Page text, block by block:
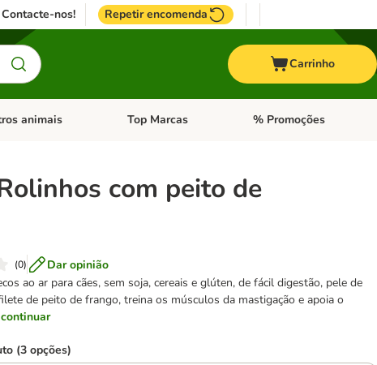
Contacte-nos! Repetir encomenda
Carrinho
de categoria: Pássaros
animais Abrir menu de categoria: Outros animais
Top Marcas Abrir menu de categoria:
% Promoções
com peito de
(0)
Dar opinião
ao ar para cães, sem soja, cereais e glúten, de fácil digestão, pele de
de peito de frango, treina os músculos da mastigação e apoia o
continuar
(3 opções)